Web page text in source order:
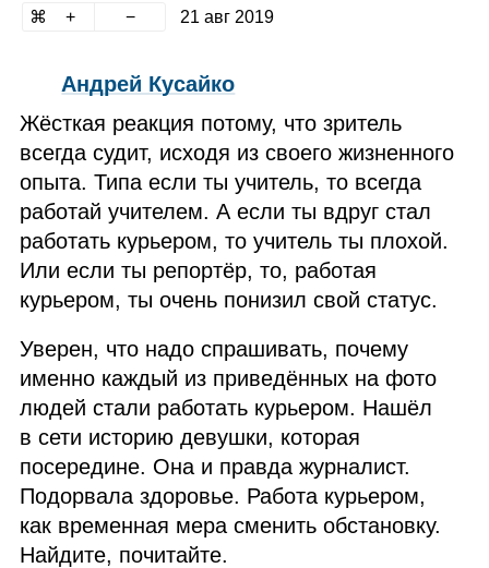
21 авг 2019
Андрей Кусайко
Жёсткая реакция потому, что зритель
всегда судит, исходя из своего жизненного
опыта. Типа если ты учитель, то всегда
работай учителем. А если ты вдруг стал
работать курьером, то учитель ты плохой.
Или если ты репортёр, то, работая
курьером, ты очень понизил свой статус.
Уверен, что надо спрашивать, почему
именно каждый из приведённых на фото
людей стали работать курьером. Нашёл
в сети историю девушки, которая
посередине. Она и правда журналист.
Подорвала здоровье. Работа курьером,
как временная мера сменить обстановку.
Найдите, почитайте.